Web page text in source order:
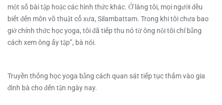
một số bài tập hoặc các hình thức khác. Ở làng tôi, mọi người đều
biết đến môn võ thuật cổ xưa, Silambattam. Trong khi tôi chưa bao
giờ chính thức học yoga, tôi đã tiếp thu nó từ ông nội tôi chỉ bằng
cách xem ông ấy tập”, bà nói.
Truyền thống học yoga bằng cách quan sát tiếp tục thấm vào gia
đình bà cho đến tận ngày nay.